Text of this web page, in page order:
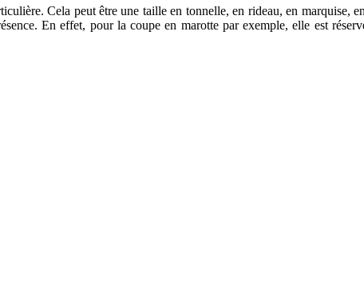
Cela peut être une taille en tonnelle, en rideau, en marquise,
En effet, pour la coupe en marotte par exemple, elle est